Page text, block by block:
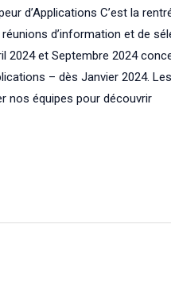
d’Applications C’est la
d’information et de
2024 et Septembre 2024
– dès Janvier 2024.
nos équipes pour découvrir